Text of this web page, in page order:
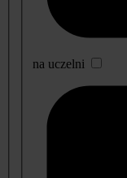
na uczelni